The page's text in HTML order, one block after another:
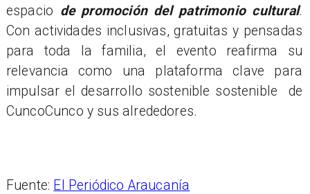
espacio de promoción del patrimonio cultural.
Con actividades inclusivas, gratuitas y pensadas
para toda la familia, el evento reafirma su
relevancia como una plataforma clave para
impulsar el desarrollo sostenible sostenible
de
CuncoCunco y sus alrededores.
Fuente: El Periódico Araucanía